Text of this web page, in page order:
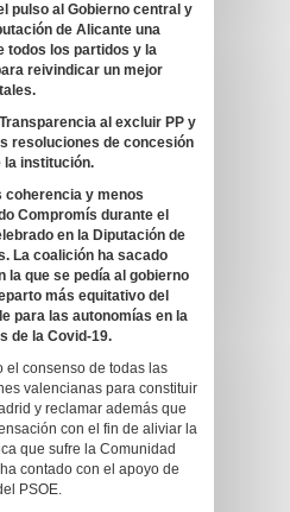
pulso al Gobierno central y
de Alicante una
todos los partidos y la
reivindicar un mejor
al excluir PP y
resoluciones de concesión
la institución.
coherencia y menos
Compromís durante el
en la Diputación de
La coalición ha sacado
la que se pedía al gobierno
más equitativo del
para las autonomías en la
de la Covid-19.
el consenso de todas las
valencianas para constituir
y reclamar además que
con el fin de aliviar la
que sufre la Comunidad
contado con el apoyo de
PSOE.